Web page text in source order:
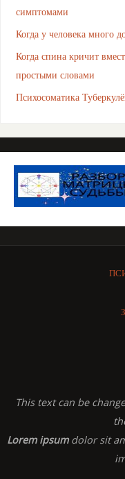
симптомами
Когда у человека много
Когда спина кричит
простыми словами
Психосоматика
This text can be
Lorem ipsumdolor sit